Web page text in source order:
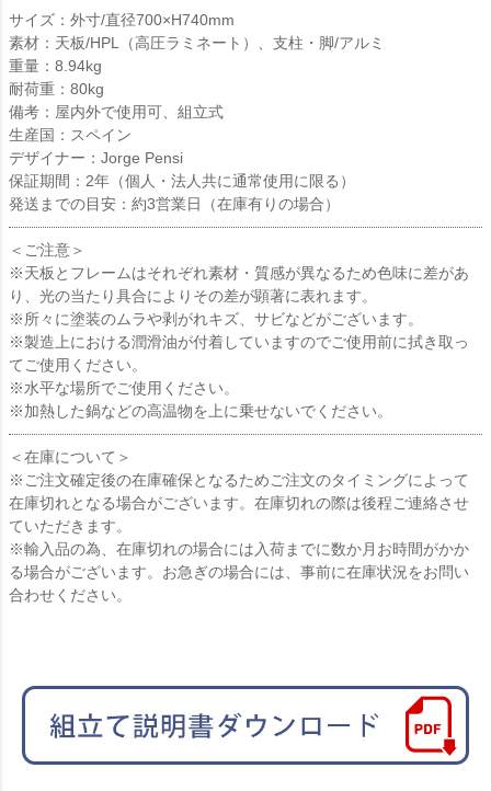
サイズ：外寸/直径700×H740mm
素材：天板/HPL（高圧ラミネート）、支柱・脚/アルミ
重量：8.94kg
耐荷重：80kg
備考：屋内外で使用可、組立式
生産国：スペイン
デザイナー：Jorge Pensi
保証期間：2年（個人・法人共に通常使用に限る）
発送までの目安：約3営業日（在庫有りの場合）
＜ご注意＞
※天板とフレームはそれぞれ素材・質感が異なるため色味に差があ
り、光の当たり具合によりその差が顕著に表れます。
※所々に塗装のムラや剥がれキズ、サビなどがございます。
※製造上における潤滑油が付着していますのでご使用前に拭き取っ
てご使用ください。
※水平な場所でご使用ください。
※加熱した鍋などの高温物を上に乗せないでください。
＜在庫について＞
※ご注文確定後の在庫確保となるためご注文のタイミングによって
在庫切れとなる場合がございます。在庫切れの際は後程ご連絡させ
ていただきます。
※輸入品の為、在庫切れの場合には入荷までに数か月お時間がかか
る場合がございます。お急ぎの場合には、事前に在庫状況をお問い
合わせください。